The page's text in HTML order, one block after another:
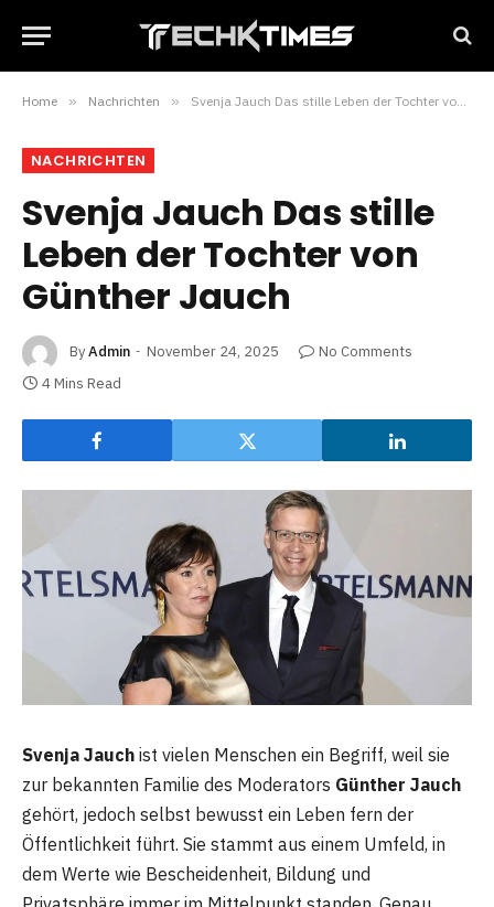
Home » Nachrichten » Svenja Jauch Das stille Leben der Tochter von Günther Jauch
NACHRICHTEN
Svenja Jauch Das stille
Leben der Tochter von
Günther Jauch
ByAdmin November 24, 2025
No Comments
4 Mins Read
Svenja Jauch ist vielen Menschen ein Begriff, weil sie
zur bekannten Familie des Moderators Günther Jauch
gehört, jedoch selbst bewusst ein Leben fern der
Öffentlichkeit führt. Sie stammt aus einem Umfeld, in
dem Werte wie Bescheidenheit, Bildung und